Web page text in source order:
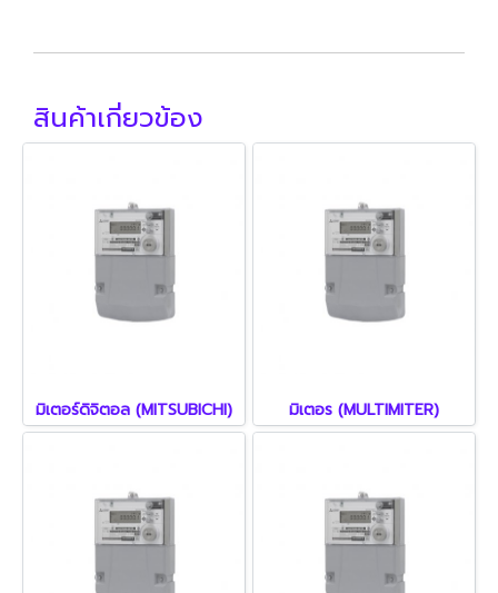
สินค้าเกี่ยวข้อง
มิเตอร์ดิจิตอล (MITSUBICHI) มิเตอร (MULTIMITER)